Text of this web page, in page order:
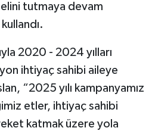
tutmaya devam
2020 - 2024 yılları
ihtiyaç sahibi aileye
“2025 yılı kampanyamız
etler, ihtiyaç sahibi
katmak üzere yola